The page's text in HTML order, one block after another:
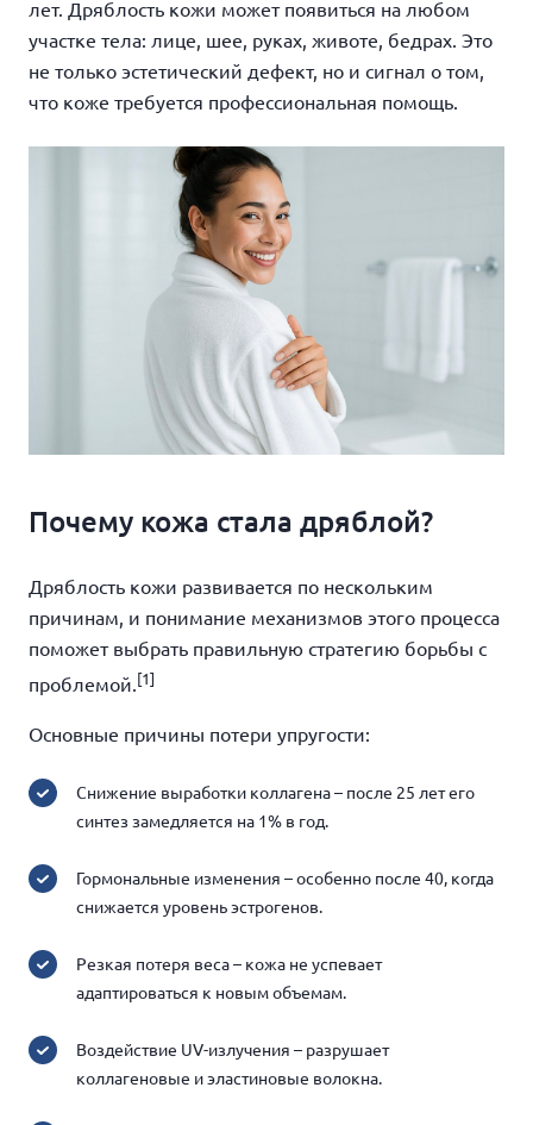
лет. Дряблость кожи может появиться на любом
участке тела: лице, шее, руках, животе, бедрах. Это
не только эстетический дефект, но и сигнал о том,
что коже требуется профессиональная помощь.
Почему кожа стала дряблой?
Дряблость кожи развивается по нескольким
причинам, и понимание механизмов этого процесса
поможет выбрать правильную стратегию борьбы с
проблемой. [1]
Основные причины потери упругости:
Снижение выработки коллагена – после 25 лет его
синтез замедляется на 1% в год.
Гормональные изменения – особенно после 40, когда
снижается уровень эстрогенов.
Резкая потеря веса – кожа не успевает
адаптироваться к новым объемам.
Воздействие UV-излучения – разрушает
коллагеновые и эластиновые волокна.